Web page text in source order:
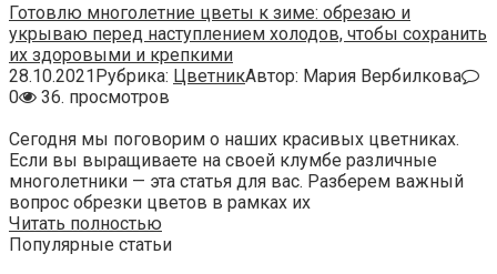
Готовлю многолетние цветы к зиме: обрезаю и
укрываю перед наступлением холодов, чтобы сохранить
их здоровыми и крепкими
28.10.2021Рубрика: ЦветникАвтор: Мария Вербилкова
0
36. просмотров
Сегодня мы поговорим о наших красивых цветниках.
Если вы выращиваете на своей клумбе различные
многолетники — эта статья для вас. Разберем важный
вопрос обрезки цветов в рамках их
Читать полностью
Популярные статьи